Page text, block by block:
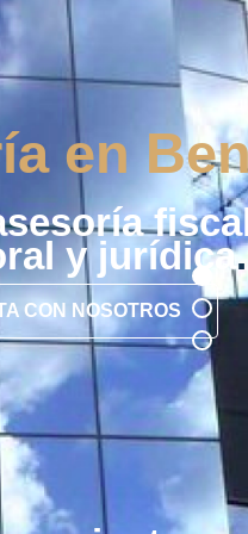
en
y jurídica.
CON NOSOTROS